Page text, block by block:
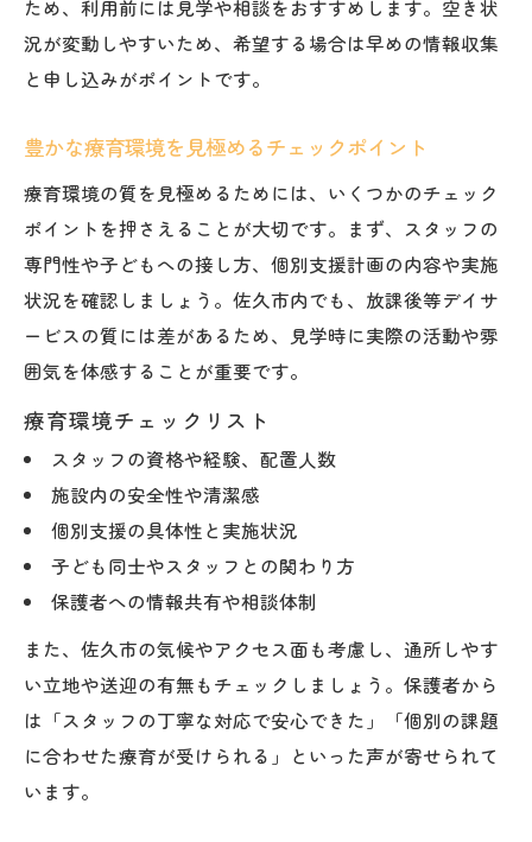
ため、利用前には見学や相談をおすすめします。空き状
況が変動しやすいため、希望する場合は早めの情報収集
と申し込みがポイントです。
豊かな療育環境を見極めるチェックポイント
療育環境の質を見極めるためには、いくつかのチェック
ポイントを押さえることが大切です。まず、スタッフの
専門性や子どもへの接し方、個別支援計画の内容や実施
状況を確認しましょう。佐久市内でも、放課後等デイサ
ービスの質には差があるため、見学時に実際の活動や雰
囲気を体感することが重要です。
療育環境チェックリスト
スタッフの資格や経験、配置人数
施設内の安全性や清潔感
個別支援の具体性と実施状況
子ども同士やスタッフとの関わり方
保護者への情報共有や相談体制
また、佐久市の気候やアクセス面も考慮し、通所しやす
い立地や送迎の有無もチェックしましょう。保護者から
は「スタッフの丁寧な対応で安心できた」「個別の課題
に合わせた療育が受けられる」といった声が寄せられて
います。